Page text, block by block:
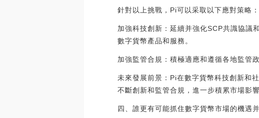
針對以上挑戰，Pi可以采取以下應對策略：
加強科技創新：延續并強化SCP共識協議
數字貨幣產品和服務。
加強監管合規：積極適應和遵循各地監管
未來發展前景：Pi在數字貨幣科技創新和
不斷創新和監管合規，進一步積累市場影
四、誰更有可能抓住數字貨幣市場的機遇